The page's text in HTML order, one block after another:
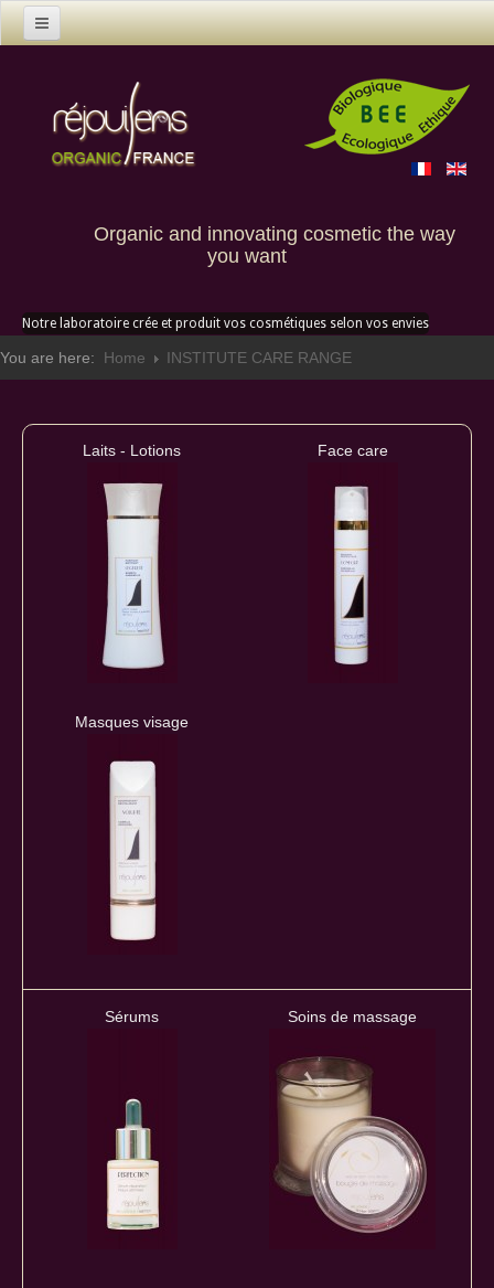
Organic and innovating cosmetic the way
you want
Products
Contact us
Notre laboratoire crée et produit vos cosmétiques selon vos envies
You are here: Home INSTITUTE CARE RANGE
Laits - Lotions Face care
Masques visage
Sérums Soins de massage